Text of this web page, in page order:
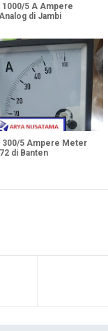
1000/5 A Ampere
di Jambi
300/5 Ampere Meter
di Banten